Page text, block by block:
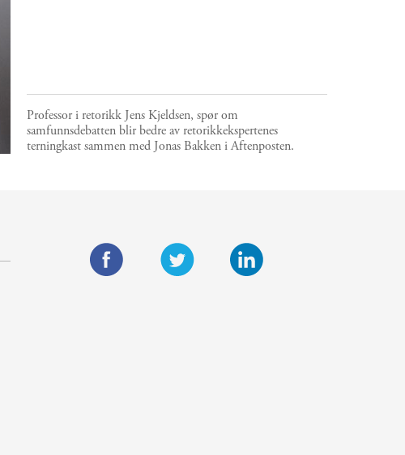
Professor i retorikk Jens Kjeldsen, spør om
samfunnsdebatten blir bedre av retorikkekspertenes
terningkast sammen med Jonas Bakken i Aftenposten.